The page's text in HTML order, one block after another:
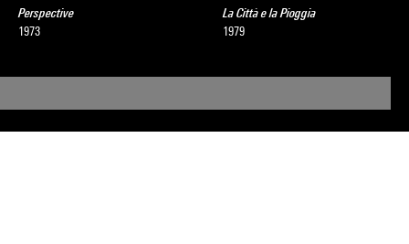
Perspective
1973
La Città e la Pioggia
1979